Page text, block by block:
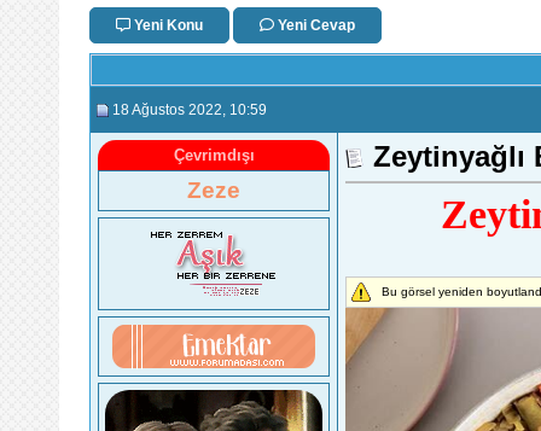
Yeni Konu Yeni Cevap
18 Ağustos 2022 , 10:59
Çevrimdışı
Zeze
Zeytinyağlı
Bu görsel yeniden